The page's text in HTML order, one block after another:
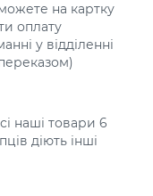
на картку
оплату
у відділенні
наші товари 6
діють інші